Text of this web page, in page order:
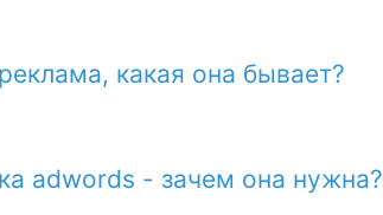
какая она бывает?
adwords - зачем она нужна?